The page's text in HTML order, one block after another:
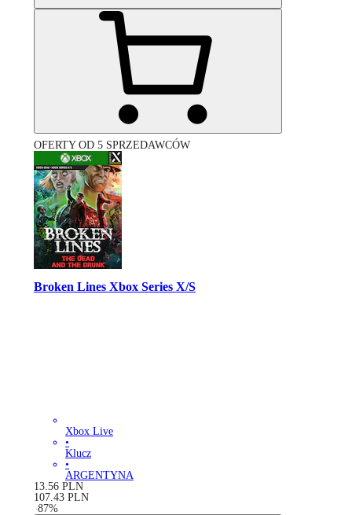
OFERTY OD 5 SPRZEDAWCÓW
Broken Lines Xbox Series X/S
Xbox Live
•
Klucz
•
ARGENTYNA
13.56 PLN
107.43 PLN
-87%